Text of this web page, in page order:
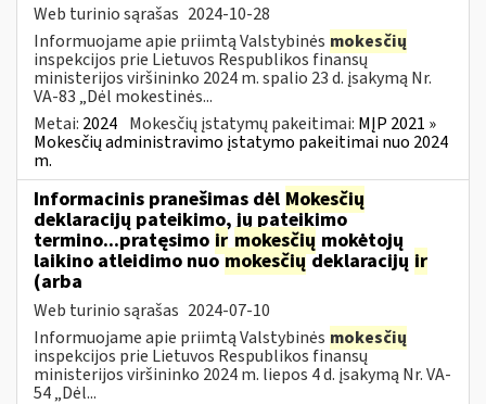
Web turinio sąrašas 2024-10-28
Informuojame apie priimtą Valstybinės mokesčių
inspekcijos prie Lietuvos Respublikos finansų
ministerijos viršininko 2024 m. spalio 23 d. įsakymą Nr.
VA-83 „Dėl mokestinės...
Metai: 2024 Mokesčių įstatymų pakeitimai: MĮP 2021 »
Mokesčių administravimo įstatymo pakeitimai nuo 2024
m.
Informacinis pranešimas dėl Mokesčių
deklaracijų pateikimo, jų pateikimo
termino...pratęsimo ir mokesčių mokėtojų
laikino atleidimo nuomokesčiųdeklaracijų ir
(arba
Web turinio sąrašas 2024-07-10
Informuojame apie priimtą Valstybinės mokesčių
inspekcijos prie Lietuvos Respublikos finansų
ministerijos viršininko 2024 m. liepos 4 d. įsakymą Nr. VA-
54 „Dėl...